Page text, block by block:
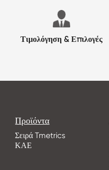
Τιμολόγηση & Επιλογές
Προϊόντα
Σειρά Tmetrics
ΚΑΕ